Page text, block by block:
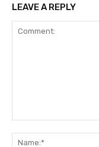
LEAVE A REPLY